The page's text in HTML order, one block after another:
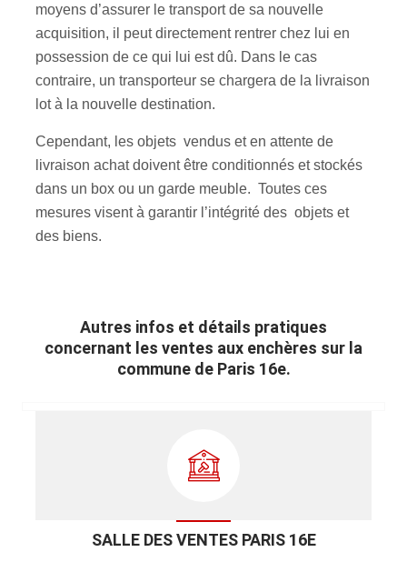
moyens d’assurer le transport de sa nouvelle
acquisition, il peut directement rentrer chez lui en
possession de ce qui lui est dû. Dans le cas
contraire, un transporteur se chargera de la livraison
lot à la nouvelle destination.
Cependant, les objets vendus et en attente de
livraison achat doivent être conditionnés et stockés
dans un box ou un garde meuble. Toutes ces
mesures visent à garantir l’intégrité des objets et
des biens.
Autres infos et détails pratiques
concernant les ventes aux enchères sur la
commune de Paris 16e.
SALLE DES VENTES PARIS 16E